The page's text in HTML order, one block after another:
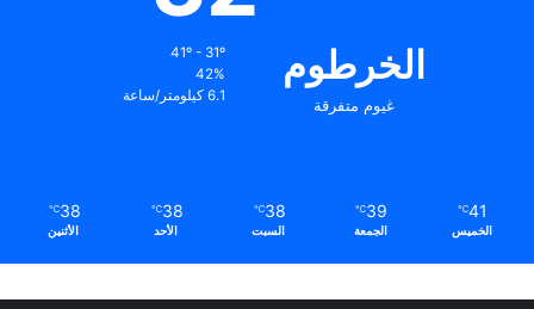
الخرطوم
غيوم متفرقة
42%
6.1 كيلومتر/ساعة
41
℃
الخميس
39
℃
الجمعة
38
℃
السبت
38
℃
الأحد
38
℃
الأثنين